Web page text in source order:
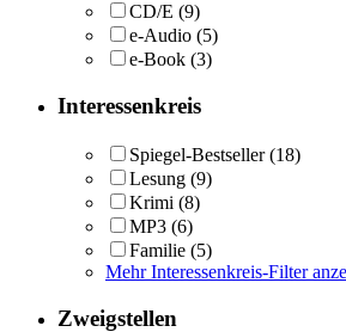
CD/E (9)
e-Audio (5)
e-Book (3)
Interessenkreis
Spiegel-Bestseller (18)
Lesung (9)
Krimi (8)
MP3 (6)
Familie (5)
Mehr Interessenkreis-Filter
Zweigstellen